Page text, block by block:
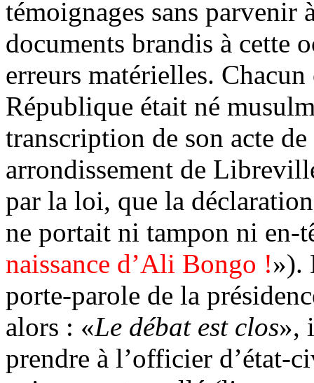
témoignages sans parvenir
documents brandis à cette
erreurs matérielles.
République était né
transcription de son acte
arrondissement de
par la loi, que la
ne portait ni tampon ni en-
naissance d’Ali Bongo !»).
porte-parole de la
alors : «Le débat est clos»,
prendre à l’officier d’état-